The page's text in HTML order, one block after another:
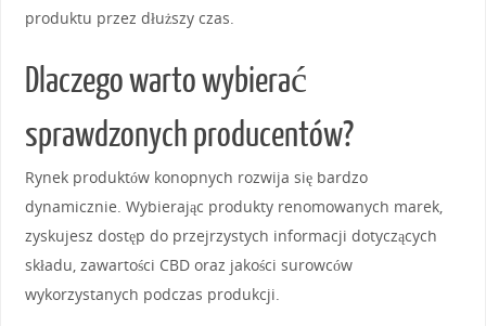
produktu przez dłuższy czas.
Dlaczego warto wybierać
sprawdzonych producentów?
Rynek produktów konopnych rozwija się bardzo
dynamicznie. Wybierając produkty renomowanych marek,
zyskujesz dostęp do przejrzystych informacji dotyczących
składu, zawartości CBD oraz jakości surowców
wykorzystanych podczas produkcji.